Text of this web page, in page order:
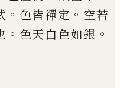
。 色皆禪定 。 空若
。 色天白色如銀 。